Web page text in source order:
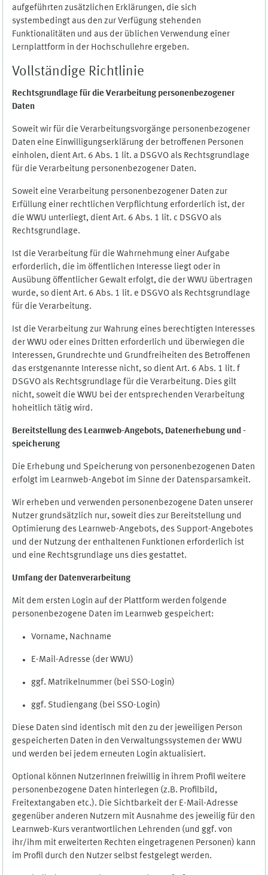
aufgeführten zusätzlichen Erklärungen, die sich
systembedingt aus den zur Verfügung stehenden
Funktionalitäten und aus der üblichen Verwendung einer
Lernplattform in der Hochschullehre ergeben.
Vollständige Richtlinie
Rechtsgrundlage für die Verarbeitung personenbezogener
Daten
Soweit wir für die Verarbeitungsvorgänge personenbezogener
Daten eine Einwilligungserklärung der betroffenen Personen
einholen, dient Art. 6 Abs. 1 lit. a DSGVO als Rechtsgrundlage
für die Verarbeitung personenbezogener Daten.
Soweit eine Verarbeitung personenbezogener Daten zur
Erfüllung einer rechtlichen Verpflichtung erforderlich ist, der
die WWU unterliegt, dient Art. 6 Abs. 1 lit. c DSGVO als
Rechtsgrundlage.
Ist die Verarbeitung für die Wahrnehmung einer Aufgabe
erforderlich, die im öffentlichen Interesse liegt oder in
Ausübung öffentlicher Gewalt erfolgt, die der WWU übertragen
wurde, so dient Art. 6 Abs. 1 lit. e DSGVO als Rechtsgrundlage
für die Verarbeitung.
Ist die Verarbeitung zur Wahrung eines berechtigten Interesses
der WWU oder eines Dritten erforderlich und überwiegen die
Interessen, Grundrechte und Grundfreiheiten des Betroffenen
das erstgenannte Interesse nicht, so dient Art. 6 Abs. 1 lit. f
DSGVO als Rechtsgrundlage für die Verarbeitung. Dies gilt
nicht, soweit die WWU bei der entsprechenden Verarbeitung
hoheitlich tätig wird.
Bereitstellung des Learnweb-Angebots, Datenerhebung und -
speicherung
Die Erhebung und Speicherung von personenbezogenen Daten
erfolgt im Learnweb-Angebot im Sinne der Datensparsamkeit.
Wir erheben und verwenden personenbezogene Daten unserer
Nutzer grundsätzlich nur, soweit dies zur Bereitstellung und
Optimierung des Learnweb-Angebots, des Support-Angebotes
und der Nutzung der enthaltenen Funktionen erforderlich ist
und eine Rechtsgrundlage uns dies gestattet.
Umfang der Datenverarbeitung
Mit dem ersten Login auf der Plattform werden folgende
personenbezogene Daten im Learnweb gespeichert:
Vorname, Nachname
E-Mail-Adresse (der WWU)
ggf. Matrikelnummer (bei SSO-Login)
ggf. Studiengang (bei SSO-Login)
Diese Daten sind identisch mit den zu der jeweiligen Person
gespeicherten Daten in den Verwaltungssystemen der WWU
und werden bei jedem erneuten Login aktualisiert.
Optional können NutzerInnen freiwillig in ihrem Profil weitere
personenbezogene Daten hinterlegen (z.B. Profilbild,
Freitextangaben etc.). Die Sichtbarkeit der E-Mail-Adresse
gegenüber anderen Nutzern mit Ausnahme des jeweilig für den
Learnweb-Kurs verantwortlichen Lehrenden (und ggf. von
ihr/ihm mit erweiterten Rechten eingetragenen Personen) kann
im Profil durch den Nutzer selbst festgelegt werden.